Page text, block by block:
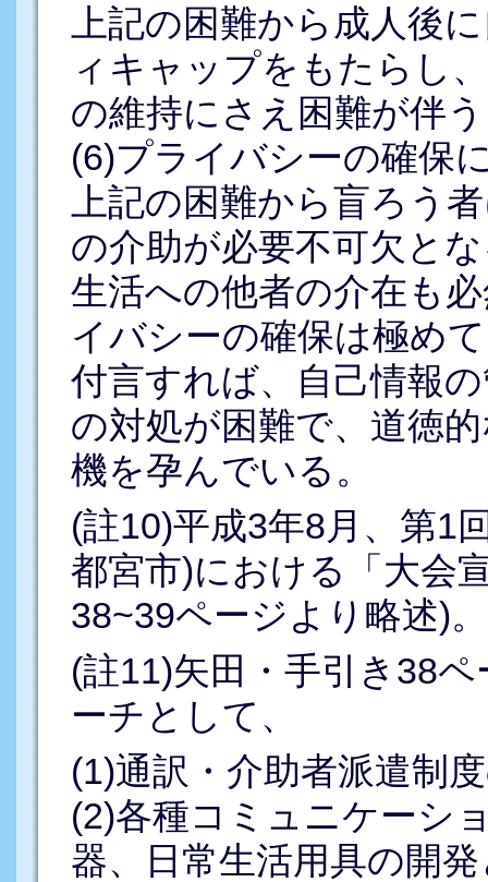
上記の困難から成人後
ィキャップをもたらし
の維持にさえ困難が伴
(6)プライバシーの確保
上記の困難から盲ろう
の介助が必要不可欠と
生活への他者の介在も
イバシーの確保は極め
付言すれば、自己情報
の対処が困難で、道徳
機を孕んでいる。
(註10)平成3年8月、第1
都宮市)における「大会
38~39ページより略述)。
(註11)矢田・手引き38
ーチとして、
(1)通訳・介助者派遣制
(2)各種コミュニケーシ
器、日常生活用具の開